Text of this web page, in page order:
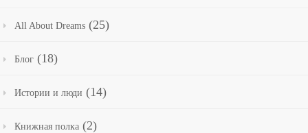
All About Dreams (25)
Блог (18)
Истории и люди (14)
Книжная полка (2)